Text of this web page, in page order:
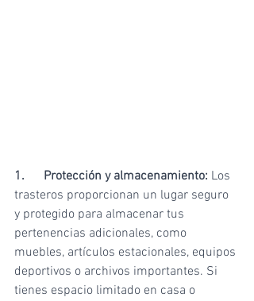
1.      Protección y almacenamiento: Los
trasteros proporcionan un lugar seguro
y protegido para almacenar tus
pertenencias adicionales, como
muebles, artículos estacionales, equipos
deportivos o archivos importantes. Si
tienes espacio limitado en casa o